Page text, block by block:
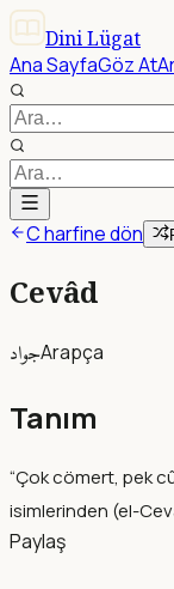
Dini Lügat
Ana SayfaGöz At
C harfine dön
Cevâd
جوادArapça
Tanım
“Çok cömert, pek
isimlerinden (el-
Paylaş